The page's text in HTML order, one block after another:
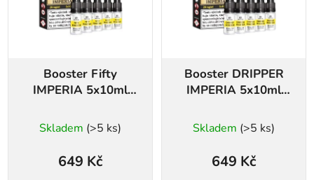
Booster Fifty
IMPERIA 5x10ml
Skladem (>5 ks)
649 Kč
Booster DRIPPER
IMPERIA 5x10ml
Skladem (>5 ks)
649 Kč